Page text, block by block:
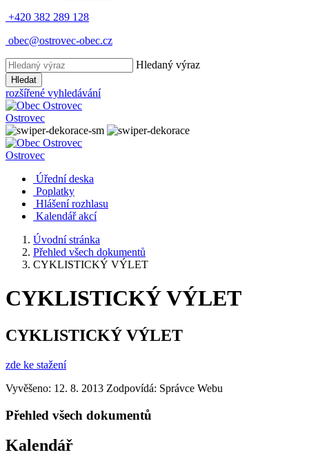
+420 382 289 128
obec@ostrovec-obec.cz
Hledaný výraz
Hledat
rozšířené vyhledávání
Ostrovec
Ostrovec
Úřední deska
Poplatky
Hlášení rozhlasu
Kalendář akcí
Úvodní stránka
Přehled všech dokumentů
CYKLISTICKÝ VÝLET
CYKLISTICKÝ VÝLET
CYKLISTICKÝ VÝLET
zde ke stažení
Vyvěšeno: 12. 8. 2013 Zodpovídá: Správce Webu
Přehled všech dokumentů
Kalendář